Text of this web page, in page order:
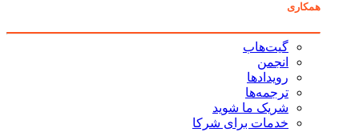
همکاری
گیت‌هاب
انجمن
رویدادها
ترجمه‌ها
شریک ما شوید
خدمات برای شرکا